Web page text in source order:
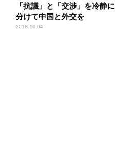
「抗議」と「交渉」を冷静に
分けて中国と外交を
2018.10.04